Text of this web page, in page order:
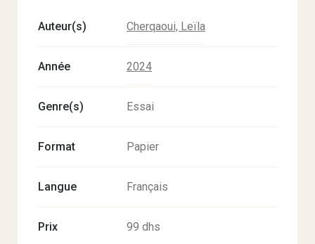
Auteur(s) Cherqaoui, Leïla
Année 2024
Genre(s) Essai
Format Papier
Langue Français
Prix 99 dhs